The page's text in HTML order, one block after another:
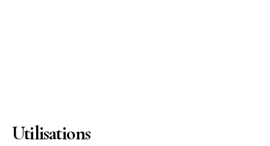
Utilisations